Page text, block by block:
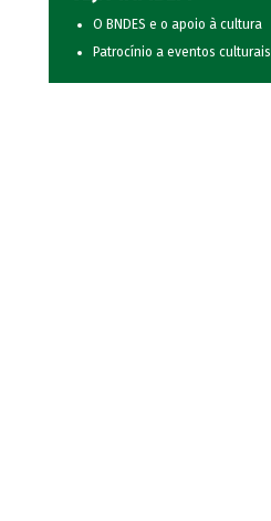
O BNDES e o apoio à cultura
Patrocínio a eventos culturais